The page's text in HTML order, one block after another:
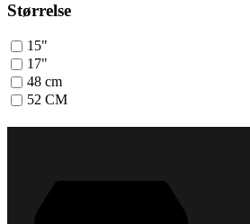
Størrelse
15"
17"
48 cm
52 CM